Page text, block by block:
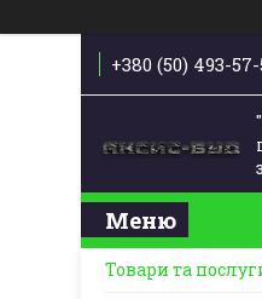
+380 (50) 493-
Товари та